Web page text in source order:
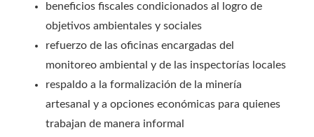
beneficios fiscales condicionados al logro de
objetivos ambientales y sociales
refuerzo de las oficinas encargadas del
monitoreo ambiental y de las inspectorías locales
respaldo a la formalización de la minería
artesanal y a opciones económicas para quienes
trabajan de manera informal